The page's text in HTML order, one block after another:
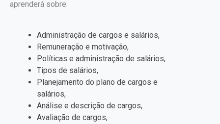
aprenderá sobre:
Administração de cargos e salários,
Remuneração e motivação,
Políticas e administração de salários,
Tipos de salários,
Planejamento do plano de cargos e
salários,
Análise e descrição de cargos,
Avaliação de cargos,